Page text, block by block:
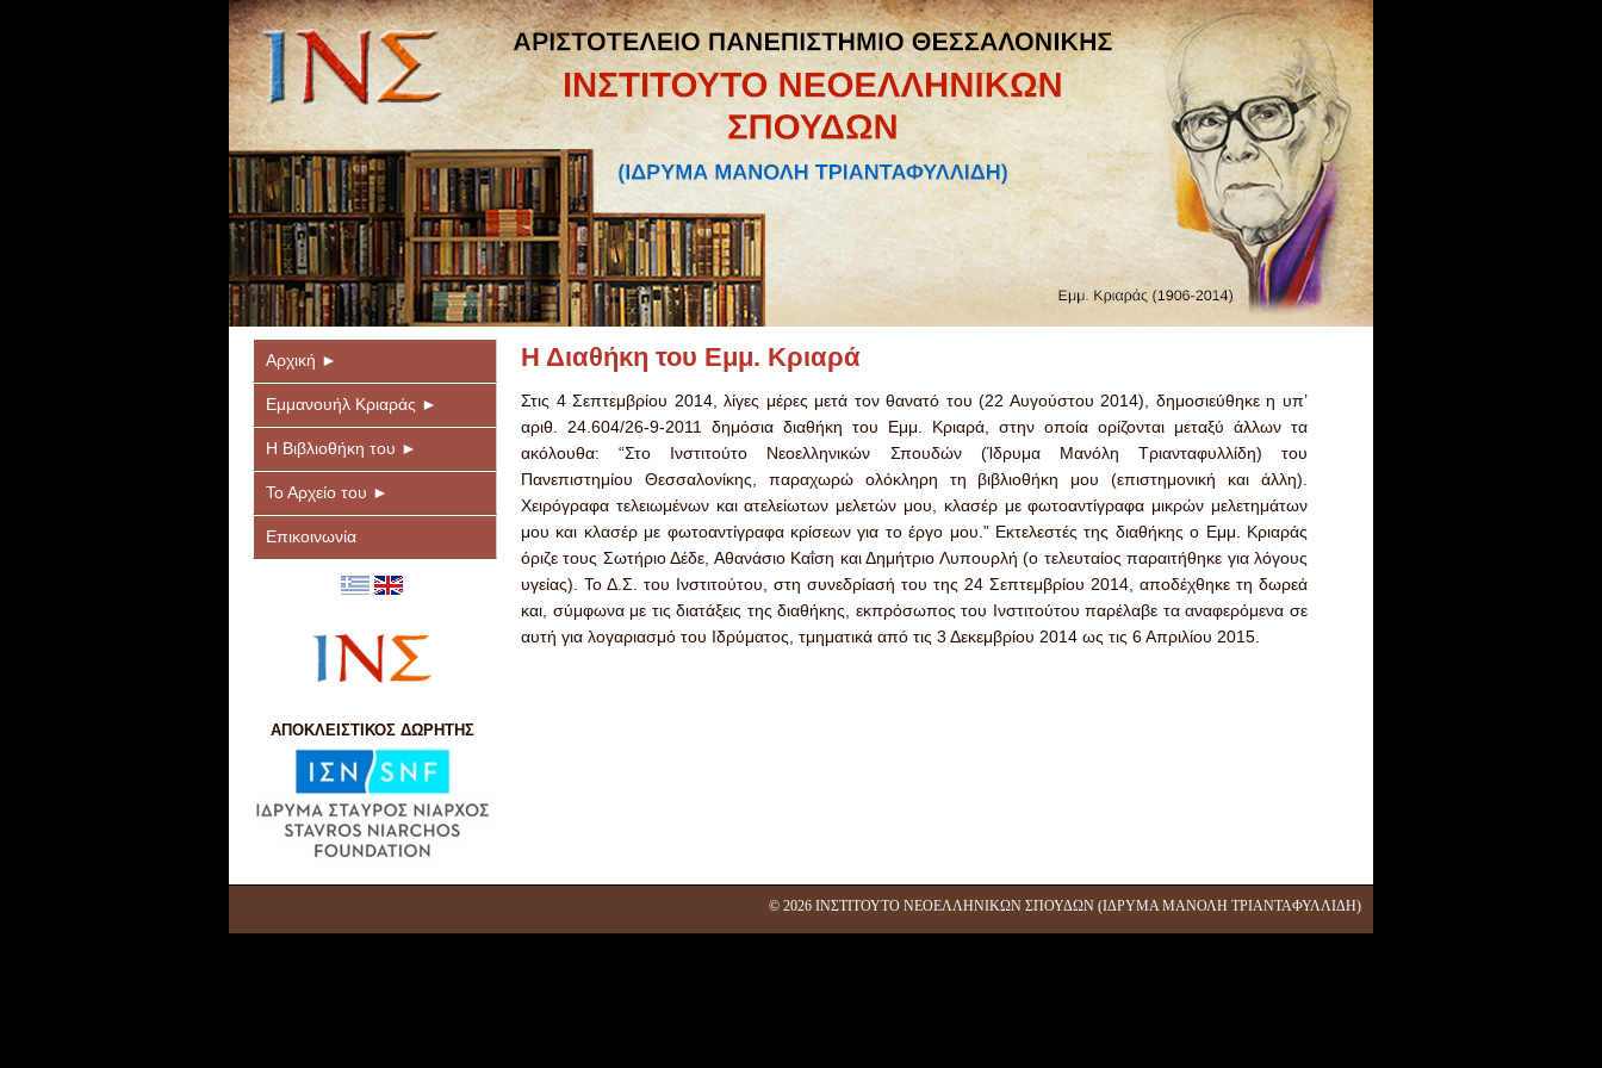
Αρχική ►
Εμμανουήλ Κριαράς ►
Η Βιβλιοθήκη του ►
Το Αρχείο του ►
Επικοινωνία
ΑΠΟΚΛΕΙΣΤΙΚΟΣ ΔΩΡΗΤΗΣ
Η Διαθήκη του Εμμ. Κριαρά
Στις 4 Σεπτεμβρίου 2014, λίγες μέρες μετά τον θανατό του (22 Αυγούστου 2014), δημοσιεύθηκε η υπ’
αριθ. 24.604/26-9-2011 δημόσια διαθήκη του Εμμ. Κριαρά, στην οποία ορίζονται μεταξύ άλλων τα
ακόλουθα: “Στο Ινστιτούτο Νεοελληνικών Σπουδών (Ίδρυμα Μανόλη Τριανταφυλλίδη) του
Πανεπιστημίου Θεσσαλονίκης, παραχωρώ ολόκληρη τη βιβλιοθήκη μου (επιστημονική και άλλη).
Χειρόγραφα τελειωμένων και ατελείωτων μελετών μου, κλασέρ με φωτοαντίγραφα μικρών μελετημάτων
μου και κλασέρ με φωτοαντίγραφα κρίσεων για το έργο μου.” Εκτελεστές της διαθήκης ο Εμμ. Κριαράς
όριζε τους Σωτήριο Δέδε, Αθανάσιο Καΐση και Δημήτριο Λυπουρλή (ο τελευταίος παραιτήθηκε για λόγους
υγείας). Το Δ.Σ. του Ινστιτούτου, στη συνεδρίασή του της 24 Σεπτεμβρίου 2014, αποδέχθηκε τη δωρεά
και, σύμφωνα με τις διατάξεις της διαθήκης, εκπρόσωπος του Ινστιτούτου παρέλαβε τα αναφερόμενα σε
αυτή για λογαριασμό του Ιδρύματος, τμηματικά από τις 3 Δεκεμβρίου 2014 ως τις 6 Απριλίου 2015.
© 2026 ΙΝΣΤΙΤΟΥΤΟ ΝΕΟΕΛΛΗΝΙΚΩΝ ΣΠΟΥΔΩΝ (ΙΔΡΥΜΑ ΜΑΝΟΛΗ ΤΡΙΑΝΤΑΦΥΛΛΙΔΗ)